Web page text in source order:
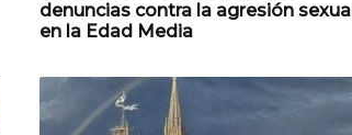
denuncias contra la agresión sexual
en la Edad Media